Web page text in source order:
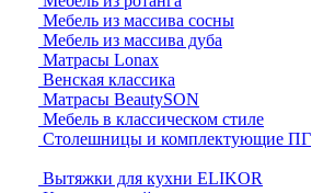
Мебель из массива сосны
Мебель из массива дуба
Матрасы Lonax
Венская классика
Матрасы BeautySON
Мебель в классическом стиле
Столешницы и комплектующие ПГ
Вытяжки для кухни ELIKOR